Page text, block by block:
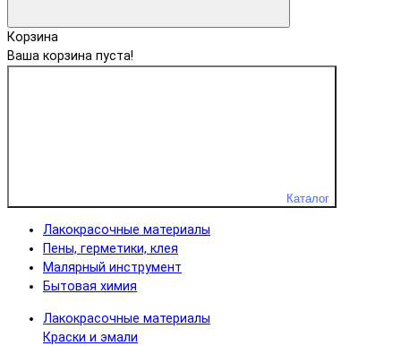
Корзина
Ваша корзина пуста!
Каталог
Лакокрасочные материалы
Пены, герметики, клея
Малярный инструмент
Бытовая химия
Лакокрасочные материалы
Краски и эмали